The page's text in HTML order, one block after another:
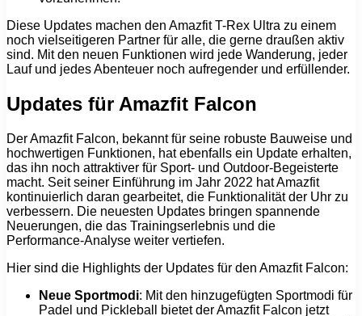
Diese Updates machen den Amazfit T-Rex Ultra zu einem
noch vielseitigeren Partner für alle, die gerne draußen aktiv
sind. Mit den neuen Funktionen wird jede Wanderung, jeder
Lauf und jedes Abenteuer noch aufregender und erfüllender.
Updates für Amazfit Falcon
Der Amazfit Falcon, bekannt für seine robuste Bauweise und
hochwertigen Funktionen, hat ebenfalls ein Update erhalten,
das ihn noch attraktiver für Sport- und Outdoor-Begeisterte
macht. Seit seiner Einführung im Jahr 2022 hat Amazfit
kontinuierlich daran gearbeitet, die Funktionalität der Uhr zu
verbessern. Die neuesten Updates bringen spannende
Neuerungen, die das Trainingserlebnis und die
Performance-Analyse weiter vertiefen.
Hier sind die Highlights der Updates für den Amazfit Falcon:
Neue Sportmodi: Mit den hinzugefügten Sportmodi für
Padel und Pickleball bietet der Amazfit Falcon jetzt